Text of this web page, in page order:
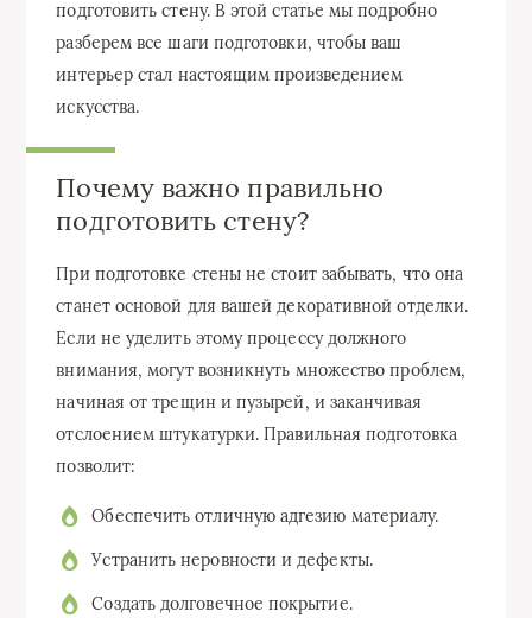
подготовить стену. В этой статье мы подробно
разберем все шаги подготовки, чтобы ваш
интерьер стал настоящим произведением
искусства.
Почему важно правильно
подготовить стену?
При подготовке стены не стоит забывать, что она
станет основой для вашей декоративной отделки.
Если не уделить этому процессу должного
внимания, могут возникнуть множество проблем,
начиная от трещин и пузырей, и заканчивая
отслоением штукатурки. Правильная подготовка
позволит:
Обеспечить отличную адгезию материалу.
Устранить неровности и дефекты.
Создать долговечное покрытие.